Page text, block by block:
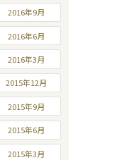
2016年9月
2016年6月
2016年3月
2015年12月
2015年9月
2015年6月
2015年3月